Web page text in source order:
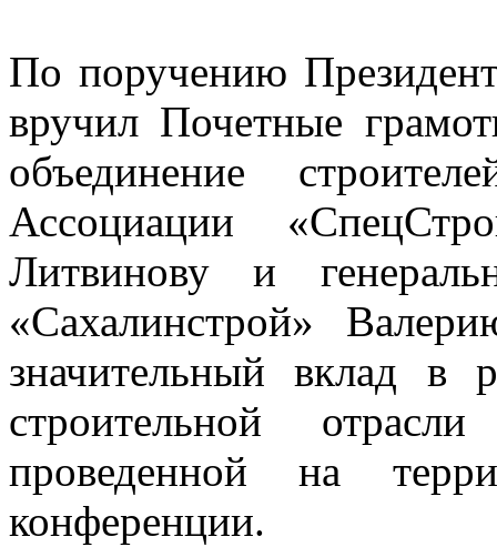
По поручению
вручил Почетные
объединение
Ассоциации
Литвинову и
«Сахалинстрой»
значительный вклад в
строительной
проведенной на
конференции.